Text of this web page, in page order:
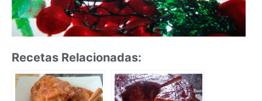
Recetas Relacionadas: